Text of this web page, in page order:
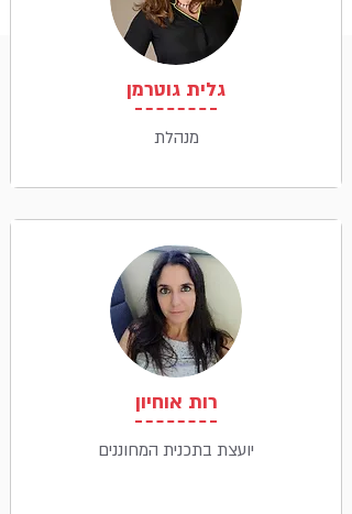
גלית גוטרמן
מנהלת
רות אוחיון
יועצת בתכנית המחוננים